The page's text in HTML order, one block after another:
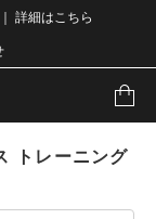
詳細はこちら
トレーニング